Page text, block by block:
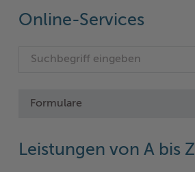
Online-Services
Formulare
Leistungen von A bis Z